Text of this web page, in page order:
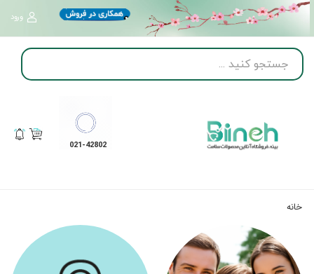
ورود
021-42802
خانه